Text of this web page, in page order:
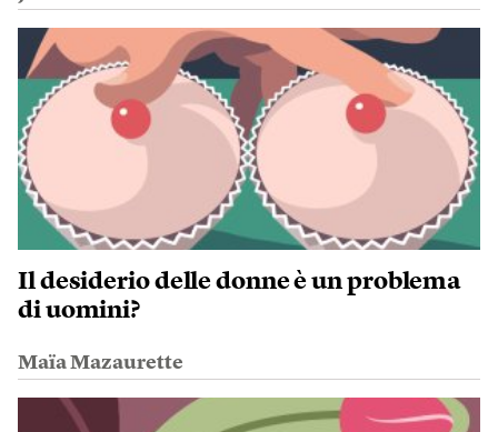
Il desiderio delle donne è un problema
di uomini?
Maïa Mazaurette